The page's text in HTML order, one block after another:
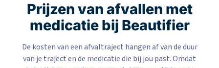
Prijzen van afvallen met
medicatie bij Beautifier
De kosten van een afvaltraject hangen af van de duur
van je traject en de medicatie die bij jou past. Omdat